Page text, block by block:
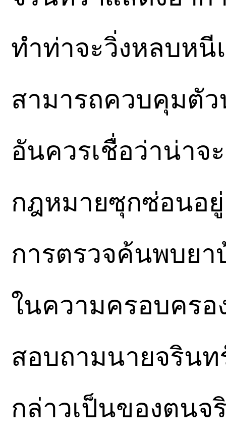
ทำท่าจะวิ่งหลบห
สามารถควบคุมตัว
อันควรเชื่อว่าน่าจ
กฎหมายซุกซ่อนอ
การตรวจค้นพบยา
ในความครอบครอ
สอบถามนายจรินท
กล่าวเป็นของตนจ